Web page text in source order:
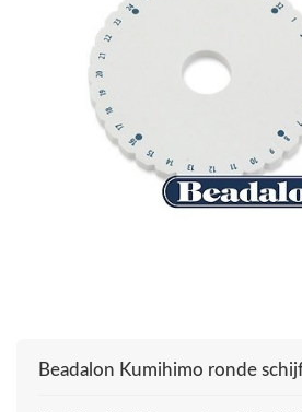
Beadalon Kumihimo ronde